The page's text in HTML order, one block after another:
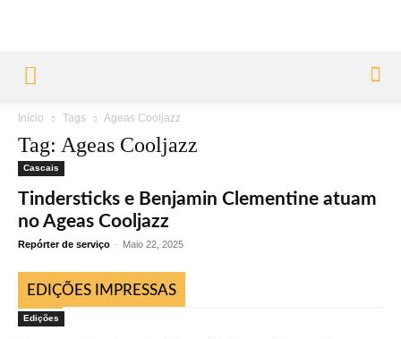
Início Tags Ageas Cooljazz
Tag: Ageas Cooljazz
Cascais
Tindersticks e Benjamin Clementine atuam
no Ageas Cooljazz
Repórter de serviço - Maio 22, 2025
EDIÇÕES IMPRESSAS
Edições